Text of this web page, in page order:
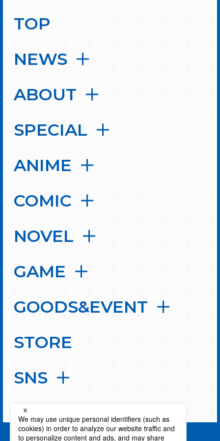
TOP
NEWS
ABOUT
SPECIAL
ANIME
COMIC
NOVEL
GAME
GOODS&EVENT
STORE
SNS